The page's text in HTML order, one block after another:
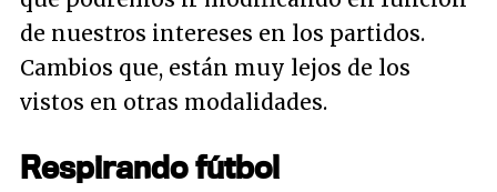
de nuestros intereses en los partidos.
Cambios que, están muy lejos de los
vistos en otras modalidades.
Respirando fútbol